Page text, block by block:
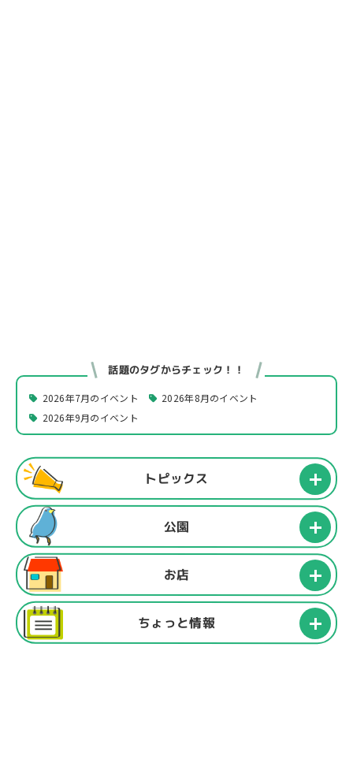
話題のタグからチェック！！
2026年7月のイベント
2026年8月のイベント
2026年9月のイベント
トピックス
公園
お店
ちょっと情報